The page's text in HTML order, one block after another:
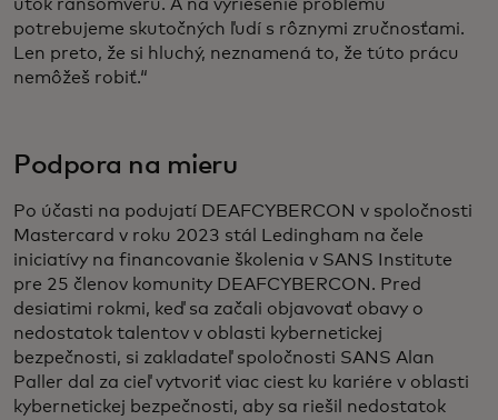
útok ransomvéru. A na vyriešenie problému
potrebujeme skutočných ľudí s rôznymi zručnosťami.
Len preto, že si hluchý, neznamená to, že túto prácu
nemôžeš robiť.“
Podpora na mieru
Po účasti na podujatí DEAFCYBERCON v spoločnosti
Mastercard v roku 2023 stál Ledingham na čele
iniciatívy na financovanie školenia v SANS Institute
pre 25 členov komunity DEAFCYBERCON. Pred
desiatimi rokmi, keď sa začali objavovať obavy o
nedostatok talentov v oblasti kybernetickej
bezpečnosti, si zakladateľ spoločnosti SANS Alan
Paller dal za cieľ vytvoriť viac ciest ku kariére v oblasti
kybernetickej bezpečnosti, aby sa riešil nedostatok